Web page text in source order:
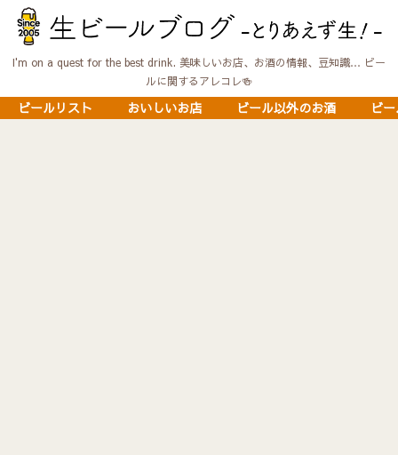
I'm on a quest for the best drink. 美味しいお店、お酒の情報、豆知識… ビー
ルに関するアレコレ🍻
ビールリスト おいしいお店 ビール以外のお酒 ビ